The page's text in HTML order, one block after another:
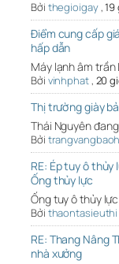
Bởi thegioigay,
Điểm cung cấp
hấp dẫn
Máy lạnh âm trần
Bởi vinhphat, 20
Thị trường giày
Thái Nguyên
Bởi
RE: Ép tuy ô thủy
Ống thủy lực
Ống tuy ô thủy
Bởi thaontasieuthi
RE: Thang Nâng
nhà xưởng